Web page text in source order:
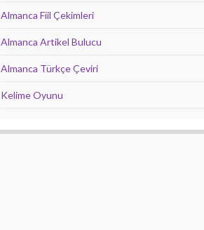
Almanca Fiil Çekimleri
Almanca Artikel Bulucu
Almanca Türkçe Çeviri
Kelime Oyunu